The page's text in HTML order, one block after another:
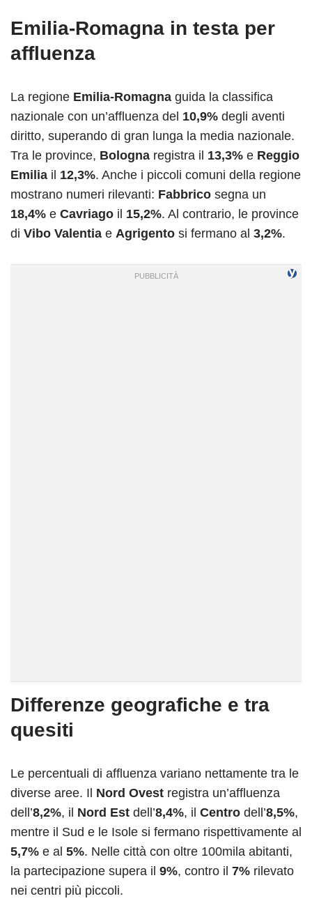
Emilia-Romagna in testa per
affluenza
La regione Emilia-Romagna guida la classifica
nazionale con un’affluenza del 10,9% degli aventi
diritto, superando di gran lunga la media nazionale.
Tra le province, Bologna registra il 13,3% e Reggio
Emilia il 12,3%. Anche i piccoli comuni della regione
mostrano numeri rilevanti: Fabbrico segna un
18,4% e Cavriago il 15,2%. Al contrario, le province
di Vibo Valentia e Agrigento si fermano al 3,2%.
Differenze geografiche e tra
quesiti
Le percentuali di affluenza variano nettamente tra le
diverse aree. Il Nord Ovest registra un’affluenza
dell’8,2%, il Nord Est dell’8,4%, il Centro dell’8,5%,
mentre il Sud e le Isole si fermano rispettivamente al
5,7% e al 5%. Nelle città con oltre 100mila abitanti,
la partecipazione supera il 9%, contro il 7% rilevato
nei centri più piccoli.